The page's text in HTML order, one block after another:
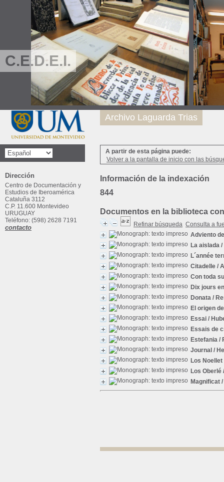
C.E.D.E.I.
A partir de esta página puede:
Volver a la pantalla de inicio con las
Información de la indexación
844
Documentos en la biblioteca
Refinar búsqueda Consulta a
Adviento
La aislada /
L´année
Citadelle /
Con toda
Dix jours
Donata /
El origen
Essai /
Essais de
Estefania /
Journal /
Los Noellet
Los Oberlé
Magnificat
Archivo Laguarda Trias
Dirección
Centro de Documentación y
Estudios de Iberoamérica
Cataluña 3112
C.P. 11.600 Montevideo
URUGUAY
Teléfono: (598) 2628 7191
contacto